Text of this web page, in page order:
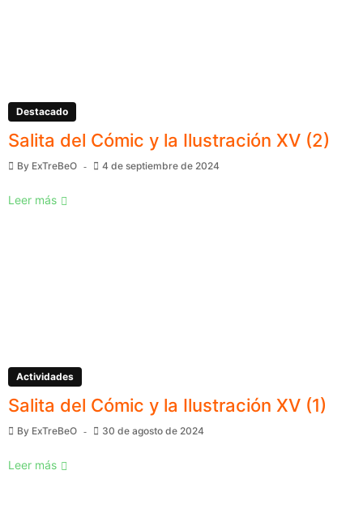
Destacado
Salita del Cómic y la Ilustración XV (2)
By ExTreBeO 4 de septiembre de 2024
Leer más
Actividades
Salita del Cómic y la Ilustración XV (1)
By ExTreBeO 30 de agosto de 2024
Leer más